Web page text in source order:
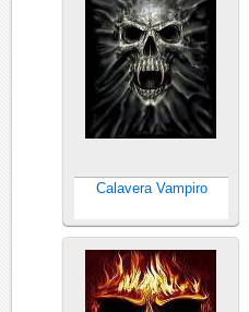
Calavera Vampiro